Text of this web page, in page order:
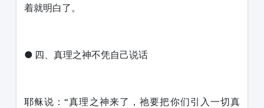
着就明白了。
● 四、真理之神不凭自己说话
耶稣说：“真理之神来了，祂要把你们引入一切真